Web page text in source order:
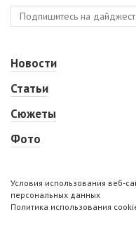
Новости
Статьи
Сюжеты
Фото
Условия использования веб-
персональных данных
Политика использования